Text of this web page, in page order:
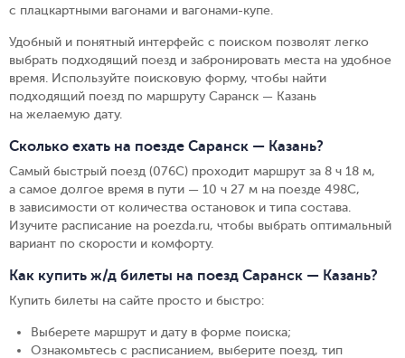
с плацкартными вагонами и вагонами-купе.
Удобный и понятный интерфейс с поиском позволят легко
выбрать подходящий поезд и забронировать места на удобное
время. Используйте поисковую форму, чтобы найти
подходящий поезд по маршруту Саранск — Казань
на желаемую дату.
Сколько ехать на поезде Саранск — Казань?
Самый быстрый поезд (076С) проходит маршрут за 8 ч 18 м,
а самое долгое время в пути — 10 ч 27 м на поезде 498С,
в зависимости от количества остановок и типа состава.
Изучите расписание на poezda.ru, чтобы выбрать оптимальный
вариант по скорости и комфорту.
Как купить ж/д билеты на поезд Саранск — Казань?
Купить билеты на сайте просто и быстро:
Выберете маршрут и дату в форме поиска;
Ознакомьтесь с расписанием, выберите поезд, тип